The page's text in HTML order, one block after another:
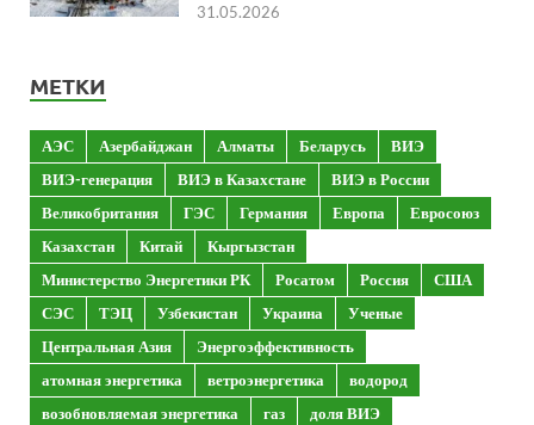
31.05.2026
МЕТКИ
АЭС Азербайджан Алматы Беларусь
ВИЭ
ВИЭ-генерация
ВИЭ в Казахстане
ВИЭ в России
Великобритания
ГЭС Германия Европа
Евросоюз
Казахстан
Китай
Кыргызстан
Министерство Энергетики РК
Росатом Россия
США
СЭС
ТЭЦ Узбекистан Украина
Ученые
Центральная Азия
Энергоэффективность
атомная энергетика
ветроэнергетика
водород
возобновляемая энергетика
газ
доля ВИЭ